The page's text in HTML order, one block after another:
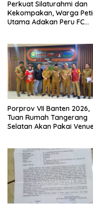
Perkuat Silaturahmi dan
Kekompakan, Warga
Utama Adakan Peru FC
Porprov VII Banten 2026,
Tuan Rumah Tangerang
Selatan Akan Pakai